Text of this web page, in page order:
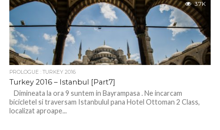
3.7K
PROLOGUE : TURKEY 2016
Turkey 2016 – Istanbul [Part7]
Dimineata la ora 9 suntem in Bayrampasa . Ne incarcam
bicicletel si traversam Istanbulul pana Hotel Ottoman 2 Class,
localizat aproape...